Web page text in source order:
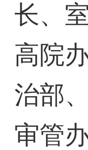
长、
高院
治部
审管